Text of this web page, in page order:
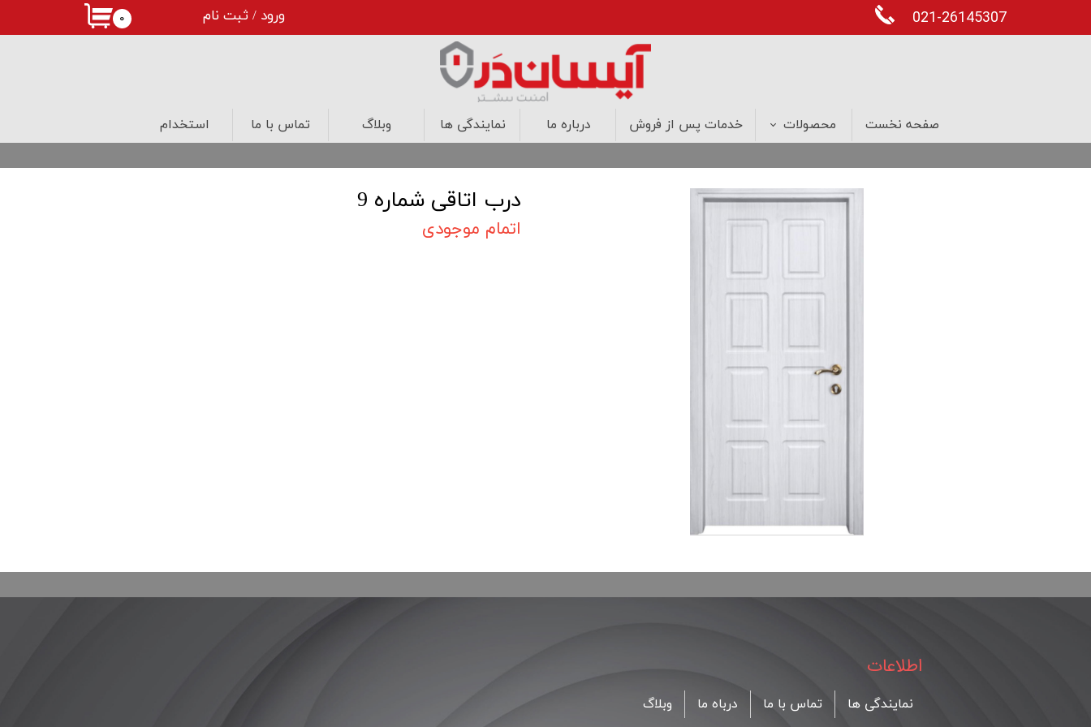
صفحه نخست محصولات
درب های ضد سرقت درب های اتاقی درب های ضد حریق
درب های لابی
پنجره
طراحی داخلی
خدمات پس از فروش درباره ما نمایندگی ها وبلاگ تماس با ما استخدام
021-26145307 ورود / ثبت نام
خروج از حساب کاربری
۰
درب اتاقی شماره 9
اتمام موجودی
نمایندگی ها تماس با ما درباه ما وبلاگ
اطلاعات